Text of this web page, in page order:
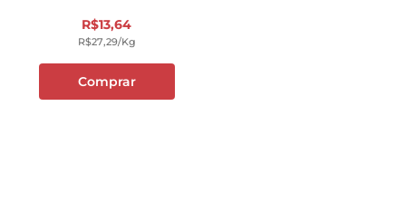
R$13,64
R$27,29/kg
Comprar